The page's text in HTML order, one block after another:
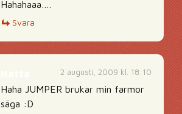
Hahahaaa….
Svara
2 augusti, 2009 kl. 18:10
Haha JUMPER brukar min farmor
säga :D